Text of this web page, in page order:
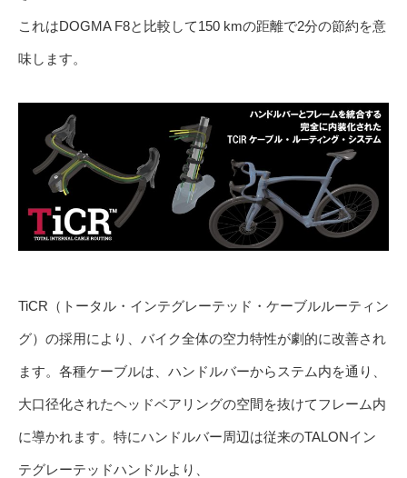
これはDOGMA F8と比較して150 kmの距離で2分の節約を意
味します。
TiCR（トータル・インテグレーテッド・ケーブルルーティン
グ）の採用により、バイク全体の空力特性が劇的に改善され
ます。各種ケーブルは、ハンドルバーからステム内を通り、
大口径化されたヘッドベアリングの空間を抜けてフレーム内
に導かれます。特にハンドルバー周辺は従来のTALONイン
テグレーテッドハンドルより、